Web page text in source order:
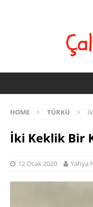
HOME TÜRKÜ
İki Keklik Bir
12 Ocak 2020 Yahya